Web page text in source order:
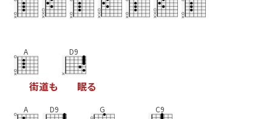
A
街道も
D9
眠る
A D9 G C9